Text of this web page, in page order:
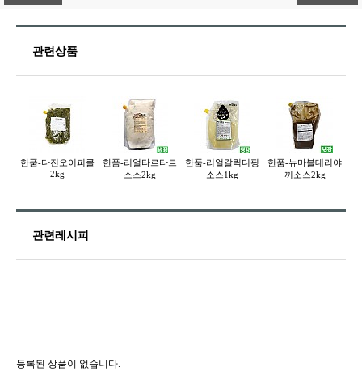
관련상품
한품-다진오이피클
2kg
한품-리얼타르타르
소스2kg
한품-리얼갈릭디핑
소스1kg
한품-뉴마블데리야
끼소스2kg
관련레시피
등록된 상품이 없습니다.